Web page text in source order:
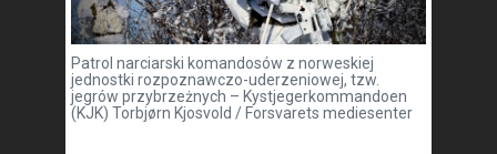
Patrol narciarski komandosów z norweskiej
jednostki rozpoznawczo-uderzeniowej, tzw.
jegrów przybrzeżnych – Kystjegerkommandoen
(KJK) Torbjørn Kjosvold / Forsvarets mediesenter